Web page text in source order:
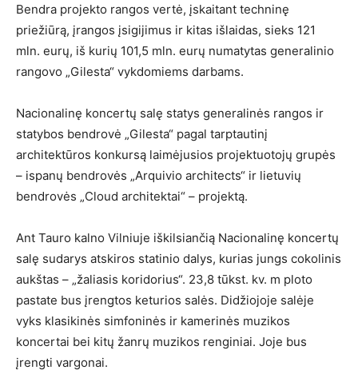
Bendra projekto rangos vertė, įskaitant techninę
priežiūrą, įrangos įsigijimus ir kitas išlaidas, sieks 121
mln. eurų, iš kurių 101,5 mln. eurų numatytas generalinio
rangovo „Gilesta“ vykdomiems darbams.
Nacionalinę koncertų salę statys generalinės rangos ir
statybos bendrovė „Gilesta“ pagal tarptautinį
architektūros konkursą laimėjusios projektuotojų grupės
– ispanų bendrovės „Arquivio architects“ ir lietuvių
bendrovės „Cloud architektai“ – projektą.
Ant Tauro kalno Vilniuje iškilsiančią Nacionalinę koncertų
salę sudarys atskiros statinio dalys, kurias jungs cokolinis
aukštas – „žaliasis koridorius“. 23,8 tūkst. kv. m ploto
pastate bus įrengtos keturios salės. Didžiojoje salėje
vyks klasikinės simfoninės ir kamerinės muzikos
koncertai bei kitų žanrų muzikos renginiai. Joje bus
įrengti vargonai.